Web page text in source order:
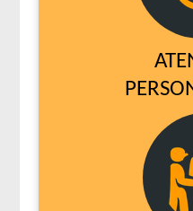
One Perro Adulto Medianos
One Perro Adulto Mini con
Pachá Adultos Mix Carne y
Pachá Perro Adulto Cocktail
Pampa Perro Adulto Mediano
Pampa Perro Mordida
Pedigree Perro Adulto Razas